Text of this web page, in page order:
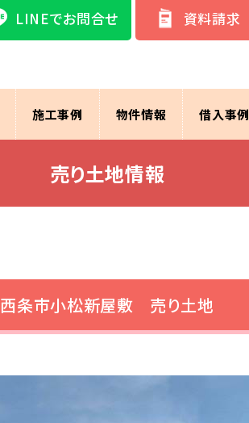
LINEでお問合せ 資料請求
施工事例 物件情報 借入事例
売り土地情報
西条市小松新屋敷 売り土地